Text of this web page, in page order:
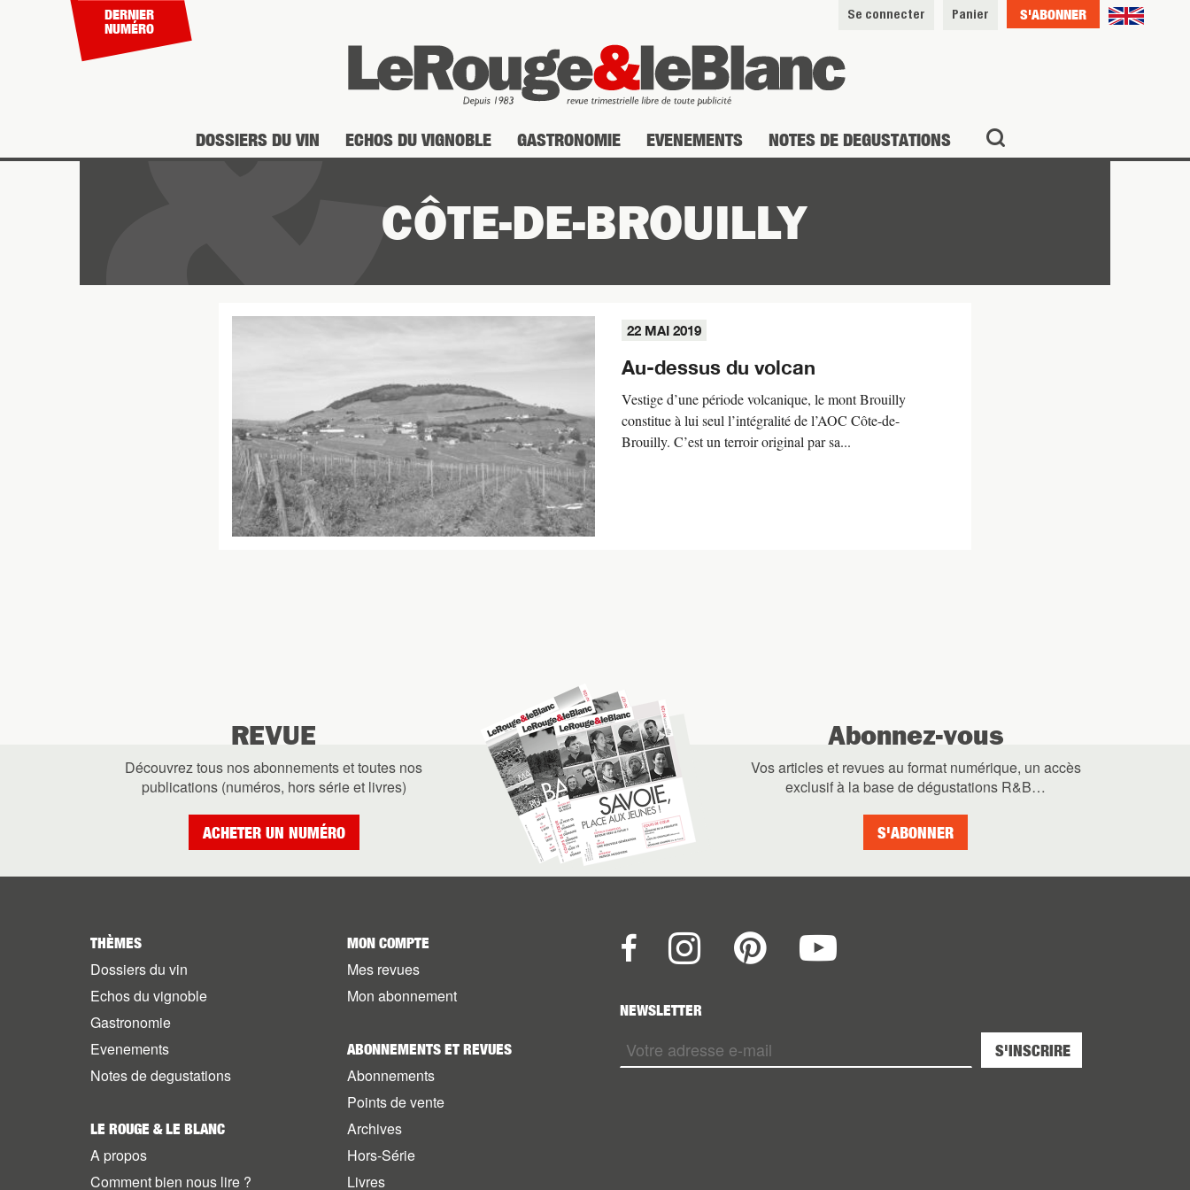
DERNIER
NUMÉRO
S'ABONNER
Panier
Se connecter
DOSSIERS DU VIN ECHOS DU VIGNOBLE GASTRONOMIE EVENEMENTS NOTES DE DEGUSTATIONS
CÔTE-DE-BROUILLY
22 MAI 2019
Au-dessus du volcan
Vestige d’une période volcanique, le mont Brouilly
constitue à lui seul l’intégralité de l’AOC Côte-de-
Brouilly. C’est un terroir original par sa...
REVUE
Découvrez tous nos abonnements et toutes nos
publications (numéros, hors série et livres)
ACHETER UN NUMÉRO
Abonnez-vous
Vos articles et revues au format numérique, un accès
exclusif à la base de dégustations R&B…
S'ABONNER
THÈMES
Dossiers du vin
Echos du vignoble
Gastronomie
Evenements
Notes de degustations
LE ROUGE & LE BLANC
A propos
Comment bien nous lire ?
MON COMPTE
Mes revues
Mon abonnement
ABONNEMENTS ET REVUES
Abonnements
Points de vente
Archives
Hors-Série
Livres
NEWSLETTER